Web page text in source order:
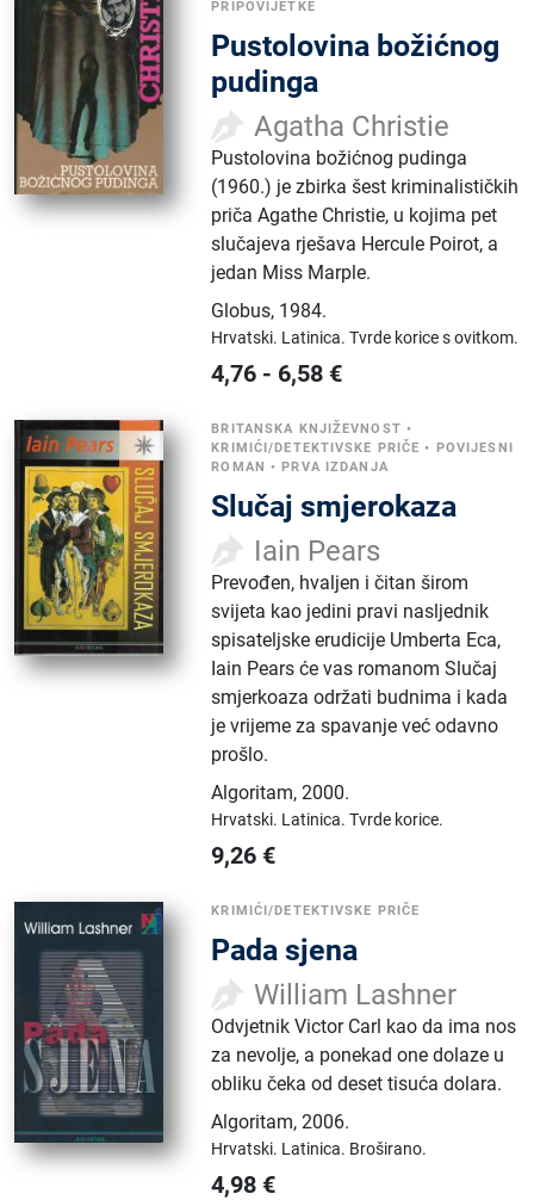
PRIPOVIJETKE
Pustolovina božićnog
pudinga
Agatha Christie
Pustolovina božićnog pudinga
(1960.) je zbirka šest kriminalističkih
priča Agathe Christie, u kojima pet
slučajeva rješava Hercule Poirot, a
jedan Miss Marple.
Globus, 1984.
Hrvatski. Latinica.Tvrde korice s ovitkom.
4,76 - 6,58 €
BRITANSKA KNJIŽEVNOST •
KRIMIĆI/DETEKTIVSKE PRIČE • POVIJESNI
ROMAN •PRVA IZDANJA
Slučaj smjerokaza
Iain Pears
Prevođen, hvaljen i čitan širom
svijeta kao jedini pravi nasljednik
spisateljske erudicije Umberta Eca,
Iain Pears će vas romanom Slučaj
smjerkoaza održati budnima i kada
je vrijeme za spavanje već odavno
prošlo.
Algoritam,2000.
Hrvatski. Latinica.Tvrde korice.
9,26 €
KRIMIĆI/DETEKTIVSKE PRIČE
Pada sjena
William Lashner
Odvjetnik Victor Carl kao da ima nos
za nevolje, a ponekad one dolaze u
obliku čeka od deset tisuća dolara.
Algoritam,2006.
Hrvatski. Latinica. Broširano.
4,98 €